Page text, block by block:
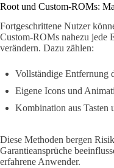
Root und Custom-ROMs:
Fortgeschrittene Nutzer
Custom-ROMs nahezu jede
verändern. Dazu zählen:
Vollständige Entfernung
Eigene Icons und
Kombination aus Tasten
Diese Methoden bergen
Garantieansprüche
erfahrene Anwender.